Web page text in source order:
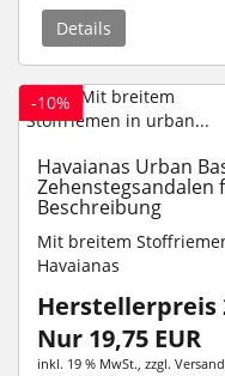
Details
-10%
Havaianas Urban
Zehenstegsandalen
Beschreibung
Mit breitem
Havaianas
Herstellerpreis
Nur 19,75 EUR
inkl. 19 % MwSt. , zzgl. Versand